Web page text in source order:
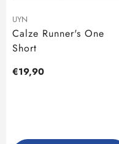
UYN
Calze Runner's One
Short
Prezzo
€19,90